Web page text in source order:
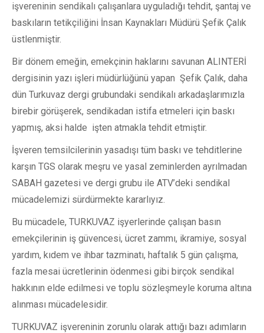
işvereninin sendikalı çalışanlara uyguladığı tehdit, şantaj ve
baskıların tetikçiliğini İnsan Kaynakları Müdürü Şefik Çalık
üstlenmiştir.
Bir dönem emeğin, emekçinin haklarını savunan ALINTERİ
dergisinin yazı işleri müdürlüğünü yapan Şefik Çalık, daha
dün Turkuvaz dergi grubundaki sendikalı arkadaşlarımızla
birebir görüşerek, sendikadan istifa etmeleri için baskı
yapmış, aksi halde işten atmakla tehdit etmiştir.
İşveren temsilcilerinin yasadışı tüm baskı ve tehditlerine
karşın TGS olarak meşru ve yasal zeminlerden ayrılmadan
SABAH gazetesi ve dergi grubu ile ATV’deki sendikal
mücadelemizi sürdürmekte kararlıyız.
Bu mücadele, TURKUVAZ işyerlerinde çalışan basın
emekçilerinin iş güvencesi, ücret zammı, ikramiye, sosyal
yardım, kıdem ve ihbar tazminatı, haftalık 5 gün çalışma,
fazla mesai ücretlerinin ödenmesi gibi birçok sendikal
hakkının elde edilmesi ve toplu sözleşmeyle koruma altına
alınması mücadelesidir.
TURKUVAZ işvereninin zorunlu olarak attığı bazı adımların